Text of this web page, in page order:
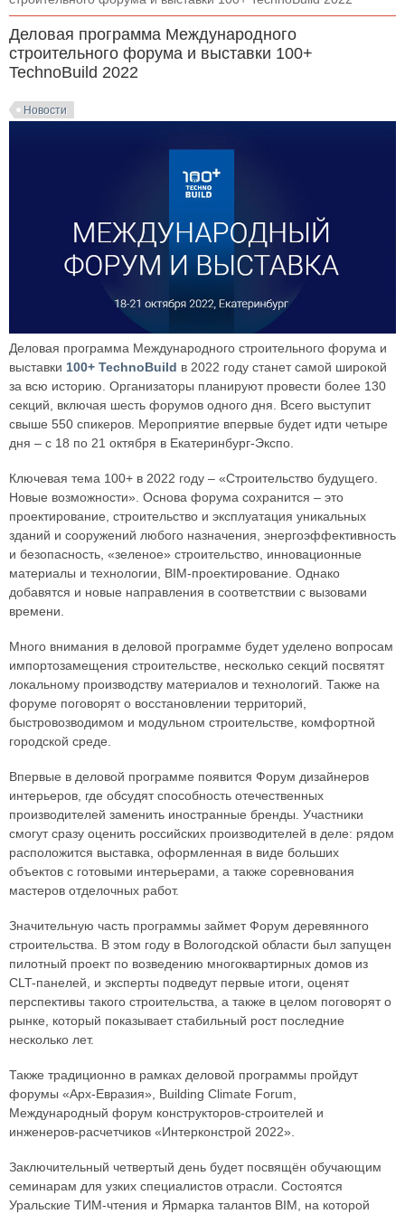
Деловая программа Международного
строительного форума и выставки 100+
TechnoBuild 2022
Новости
Деловая программа Международного строительного форума и
выставки 100+ TechnoBuild в 2022 году станет самой широкой
за всю историю. Организаторы планируют провести более 130
секций, включая шесть форумов одного дня. Всего выступит
свыше 550 спикеров. Мероприятие впервые будет идти четыре
дня – с 18 по 21 октября в Екатеринбург-Экспо.
Ключевая тема 100+ в 2022 году – «Строительство будущего.
Новые возможности». Основа форума сохранится – это
проектирование, строительство и эксплуатация уникальных
зданий и сооружений любого назначения, энергоэффективность
и безопасность, «зеленое» строительство, инновационные
материалы и технологии, BIM-проектирование. Однако
добавятся и новые направления в соответствии с вызовами
времени.
Много внимания в деловой программе будет уделено вопросам
импортозамещения строительстве, несколько секций посвятят
локальному производству материалов и технологий. Также на
форуме поговорят о восстановлении территорий,
быстровозводимом и модульном строительстве, комфортной
городской среде.
Впервые в деловой программе появится Форум дизайнеров
интерьеров, где обсудят способность отечественных
производителей заменить иностранные бренды. Участники
смогут сразу оценить российских производителей в деле: рядом
расположится выставка, оформленная в виде больших
объектов с готовыми интерьерами, а также соревнования
мастеров отделочных работ.
Значительную часть программы займет Форум деревянного
строительства. В этом году в Вологодской области был запущен
пилотный проект по возведению многоквартирных домов из
CLT-панелей, и эксперты подведут первые итоги, оценят
перспективы такого строительства, а также в целом поговорят о
рынке, который показывает стабильный рост последние
несколько лет.
Также традиционно в рамках деловой программы пройдут
форумы «Арх-Евразия», Building Climate Forum,
Международный форум конструкторов-строителей и
инженеров-расчетчиков «Интерконстрой 2022».
Заключительный четвертый день будет посвящён обучающим
семинарам для узких специалистов отрасли. Состоятся
Уральские ТИМ-чтения и Ярмарка талантов BIM, на которой